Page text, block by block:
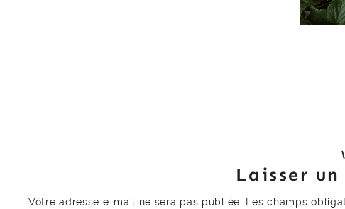
Laisser
Votre adresse e-mail ne sera pas publiée. Les champs